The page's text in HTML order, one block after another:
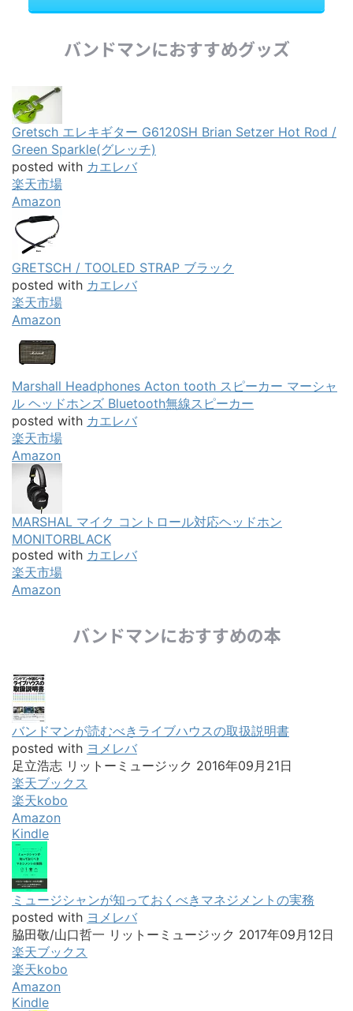
バンドマンにおすすめグッズ
Gretsch エレキギター G6120SH Brian Setzer Hot Rod /
Green Sparkle(グレッチ)
posted with カエレバ
楽天市場
Amazon
GRETSCH / TOOLED STRAP ブラック
posted with カエレバ
楽天市場
Amazon
Marshall Headphones Acton tooth スピーカー マーシャ
ル ヘッドホンズ Bluetooth無線スピーカー
posted with カエレバ
楽天市場
Amazon
MARSHAL マイク コントロール対応ヘッドホン
MONITORBLACK
posted with カエレバ
楽天市場
Amazon
バンドマンにおすすめの本
バンドマンが読むべきライブハウスの取扱説明書
posted with ヨメレバ
足立浩志 リットーミュージック 2016年09月21日
楽天ブックス
楽天kobo
Amazon
Kindle
ミュージシャンが知っておくべきマネジメントの実務
posted with ヨメレバ
脇田敬/山口哲一 リットーミュージック 2017年09月12日
楽天ブックス
楽天kobo
Amazon
Kindle